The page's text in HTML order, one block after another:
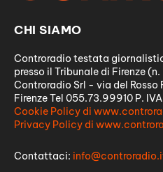
CHI SIAMO
Controradio testata
presso il Tribunale di Firenze
Controradio Srl - via del
Firenze Tel 055.73.99910 P.
Cookie Policy di
Privacy Policy di
Contattaci: